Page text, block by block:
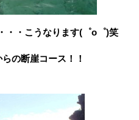
・・こうなります(゜o゜)笑
の断崖コース！！